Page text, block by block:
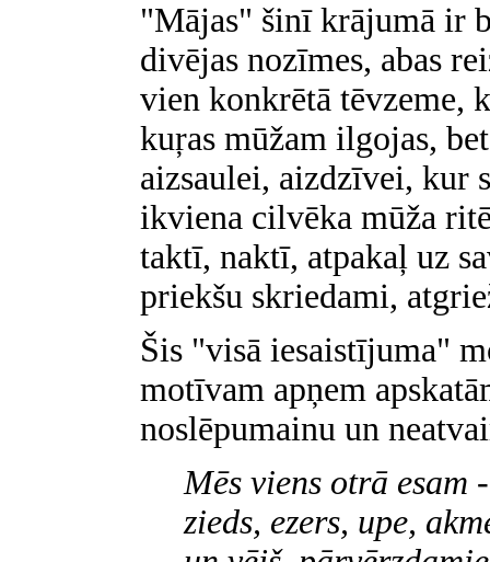
"Mājas" šinī krājumā ir
divējas nozīmes, abas
vien konkrētā tēvzeme,
kuŗas mūžam ilgojas,
aizsaulei, aizdzīvei, kur
ikviena cilvēka mūža
taktī, naktī, atpakaļ uz
priekšu skriedami,
Šis "visā iesaistījuma"
motīvam apņem
noslēpumainu un
Mēs viens otrā esam -
zieds, ezers, upe,